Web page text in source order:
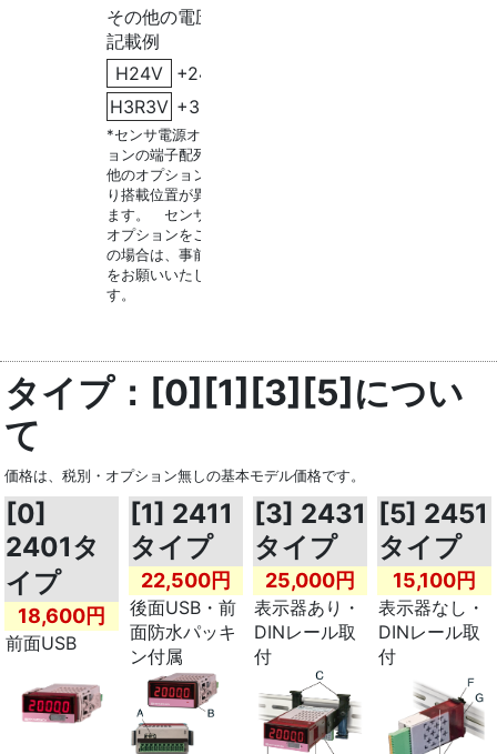
その他の電圧
記載例
H24V
+24V
H3R3V +3.3V
*センサ電源オプシ
ョンの端子配列は、
他のオプションによ
り搭載位置が異なり
ます。 センサ電源
オプションをご希望
の場合は、事前連絡
をお願いいたしま
す。
タイプ：[0][1][3][5]につい
て
価格は、税別・オプション無しの基本モデル価格です。
[0]
2401タ
イプ
18,600円
前面USB
[1] 2411
タイプ
22,500円
後面USB・前
面防水パッキ
ン付属
[3] 2431
タイプ
25,000円
表示器あり・
DINレール取
付
[5] 2451
タイプ
15,100円
表示器なし・
DINレール取
付